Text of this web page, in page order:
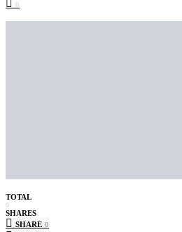
0
TOTAL
0
SHARES
SHARE 0